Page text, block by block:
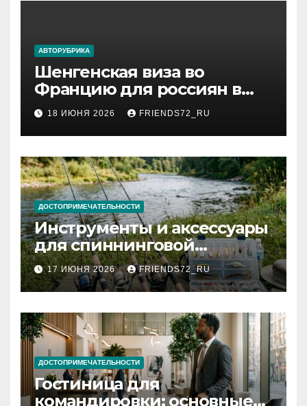
АВТОРУБРИКА
Шенгенская виза во
Францию для россиян в
2026 году: сроки от 3 дней
и список необходимых
документов
18 ИЮНЯ 2026 FRIENDS72_RU
ДОСТОПРИМЕЧАТЕЛЬНОСТИ
Инструменты и аксессуары
для спиннинговой
рыбалки: назначение и
типы
17 ИЮНЯ 2026 FRIENDS72_RU
ДОСТОПРИМЕЧАТЕЛЬНОСТИ
Гостиница для
командировки: основные